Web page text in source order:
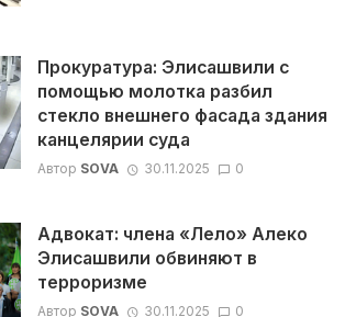
Прокуратура: Элисашвили с
помощью молотка разбил
стекло внешнего фасада здания
канцелярии суда
Автор SOVA 30.11.2025 0
Адвокат: члена «Лело» Алеко
Элисашвили обвиняют в
терроризме
Автор SOVA 30.11.2025 0